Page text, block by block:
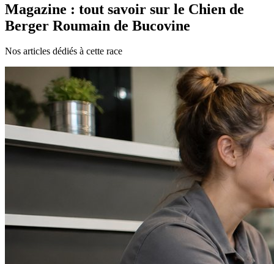
Magazine : tout savoir sur le Chien de
Berger Roumain de Bucovine
Nos articles dédiés à cette race